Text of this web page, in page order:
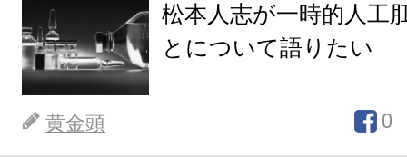
松本人志が一時的人工
とについて語りたい
黄金頭 0